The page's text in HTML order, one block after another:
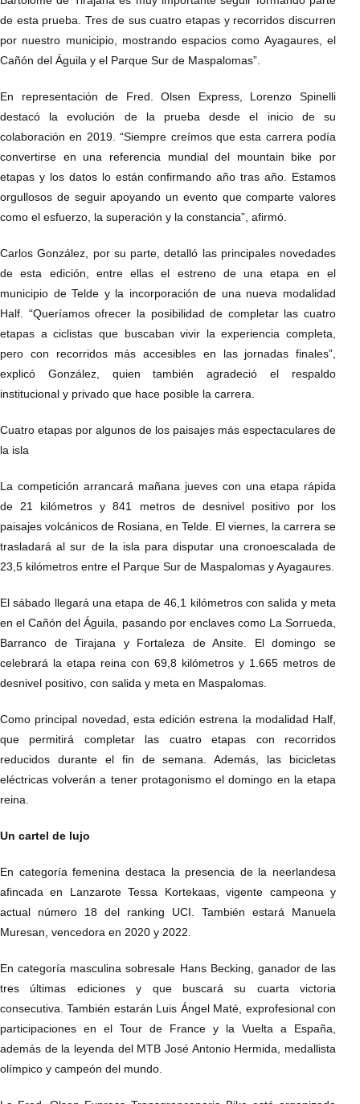
de esta prueba. Tres de sus cuatro etapas y recorridos discurren
por nuestro municipio, mostrando espacios como Ayagaures, el
Cañón del Águila y el Parque Sur de Maspalomas”.
En representación de Fred. Olsen Express, Lorenzo Spinelli
destacó la evolución de la prueba desde el inicio de su
colaboración en 2019. “Siempre creímos que esta carrera podía
convertirse en una referencia mundial del mountain bike por
etapas y los datos lo están confirmando año tras año. Estamos
orgullosos de seguir apoyando un evento que comparte valores
como el esfuerzo, la superación y la constancia”, afirmó.
Carlos González, por su parte, detalló las principales novedades
de esta edición, entre ellas el estreno de una etapa en el
municipio de Telde y la incorporación de una nueva modalidad
Half. “Queríamos ofrecer la posibilidad de completar las cuatro
etapas a ciclistas que buscaban vivir la experiencia completa,
pero con recorridos más accesibles en las jornadas finales”,
explicó González, quien también agradeció el respaldo
institucional y privado que hace posible la carrera.
Cuatro etapas por algunos de los paisajes más espectaculares de
la isla
La competición arrancará mañana jueves con una etapa rápida
de 21 kilómetros y 841 metros de desnivel positivo por los
paisajes volcánicos de Rosiana, en Telde. El viernes, la carrera se
trasladará al sur de la isla para disputar una cronoescalada de
23,5 kilómetros entre el Parque Sur de Maspalomas y Ayagaures.
El sábado llegará una etapa de 46,1 kilómetros con salida y meta
en el Cañón del Águila, pasando por enclaves como La Sorrueda,
Barranco de Tirajana y Fortaleza de Ansite. El domingo se
celebrará la etapa reina con 69,8 kilómetros y 1.665 metros de
desnivel positivo, con salida y meta en Maspalomas.
Como principal novedad, esta edición estrena la modalidad Half,
que permitirá completar las cuatro etapas con recorridos
reducidos durante el fin de semana. Además, las bicicletas
eléctricas volverán a tener protagonismo el domingo en la etapa
reina.
Un cartel de lujo
En categoría femenina destaca la presencia de la neerlandesa
afincada en Lanzarote Tessa Kortekaas, vigente campeona y
actual número 18 del ranking UCI. También estará Manuela
Muresan, vencedora en 2020 y 2022.
En categoría masculina sobresale Hans Becking, ganador de las
tres últimas ediciones y que buscará su cuarta victoria
consecutiva. También estarán Luis Ángel Maté, exprofesional con
participaciones en el Tour de France y la Vuelta a España,
además de la leyenda del MTB José Antonio Hermida, medallista
olímpico y campeón del mundo.